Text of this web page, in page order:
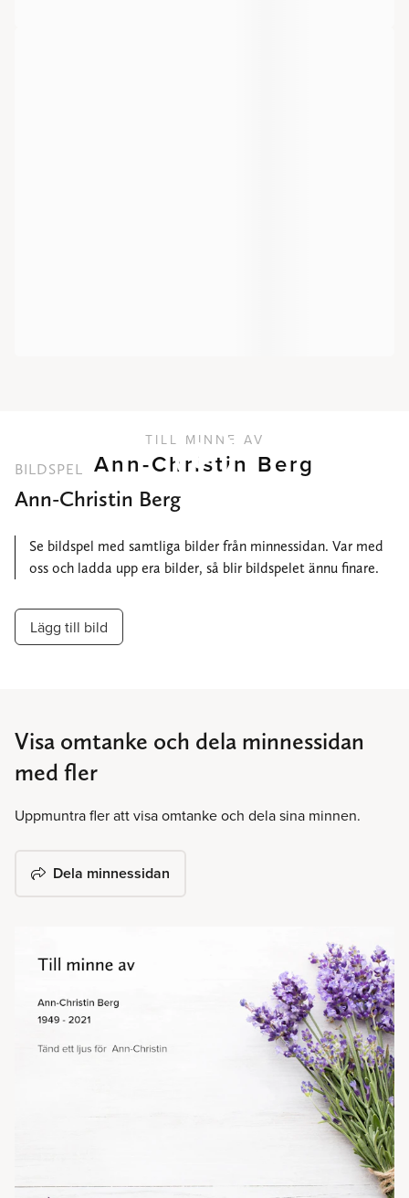
TILL MINNE AV
Ann-Christin Berg
BILDSPEL
Ann-Christin Berg
Se bildspel med samtliga bilder från minnessidan. Var med
oss och ladda upp era bilder, så blir bildspelet ännu finare.
Lägg till bild
Visa omtanke och dela minnessidan
med fler
Uppmuntra fler att visa omtanke och dela sina minnen.
Dela minnessidan